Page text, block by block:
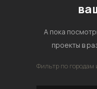
А пока
проекты в
Фильтр по